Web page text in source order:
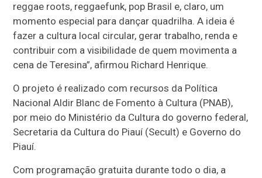
reggae roots, reggaefunk, pop Brasil e, claro, um
momento especial para dançar quadrilha. A ideia é
fazer a cultura local circular, gerar trabalho, renda e
contribuir com a visibilidade de quem movimenta a
cena de Teresina”, afirmou Richard Henrique.
O projeto é realizado com recursos da Política
Nacional Aldir Blanc de Fomento à Cultura (PNAB),
por meio do Ministério da Cultura do governo federal,
Secretaria da Cultura do Piauí (Secult) e Governo do
Piauí.
Com programação gratuita durante todo o dia, a